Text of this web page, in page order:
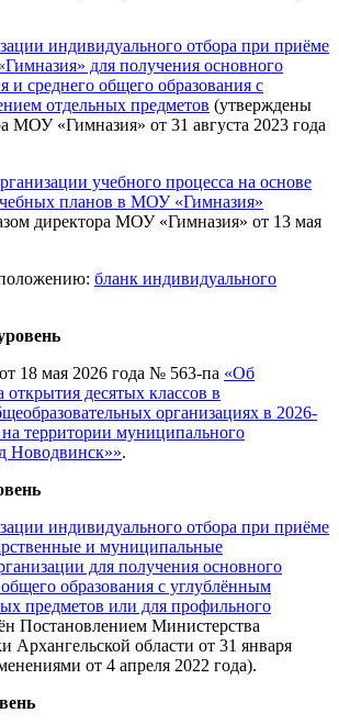
индивидуального отбора при приёме
для получения основного
и среднего общего образования с
отдельных предметов (утверждены
МОУ «Гимназия» от 31 августа 2023 года
учебного процесса на основе
планов в МОУ «Гимназия»
директора МОУ «Гимназия» от 13 мая
бланк индивидуального
18 мая 2026 года № 563-па «Об
десятых классов в
организациях в 2026-
территории муниципального
Новодвинск»».
индивидуального отбора при приёме
и муниципальные
для получения основного
образования с углублённым
предметов или для профильного
Постановлением Министерства
Архангельской области от 31 января
от 4 апреля 2022 года).